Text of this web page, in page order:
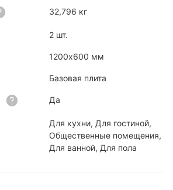
32,796 кг
2 шт.
1200x600 мм
Базовая плита
Да
Для кухни, Для гостиной,
Общественные помещения,
Для ванной, Для пола